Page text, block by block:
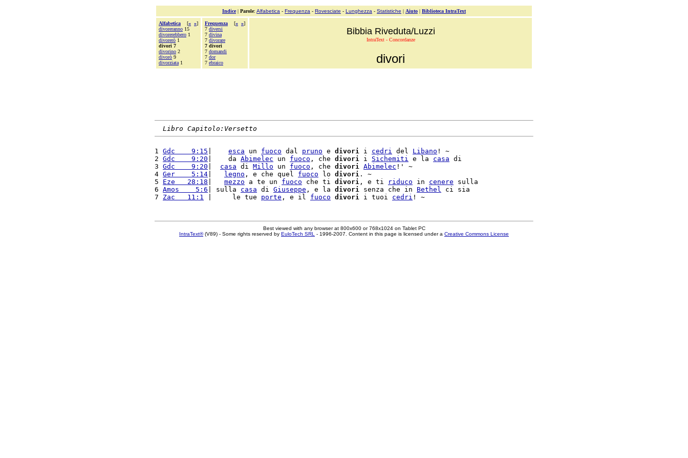
Indice| Parole: Alfabetica - Frequenza - Rovesciate - Lunghezza - Statistiche | Aiuto | Biblioteca IntraText
Alfabetica [« »]
divoreranno 15
divorerebbero 1
divorerò 1
divori 7
divorino 2
divorò 9
divorziata 1
Frequenza [« »]
7 diversi
7 divina
7 divorare
7 divori
7 domandi
7 dor
7 ebraico
Bibbia Riveduta/Luzzi
IntraText - Concordanze
divori
Libro Capitolo:Versetto
1 Gdc    9:15 esca un fuoco dal pruno e divori i cedri del Libano ! ~
2 Gdc    9:20 |    da Abimelec un fuoco , che divori i Sichemiti e la casa di
3 Gdc    9:20 casa di Millo un fuoco , che divori Abimelec !' ~
4 Ger    5:14 legno , e che quel fuoco lo divori . ~
5 Eze   28:18 mezzo a te un fuoco che ti divori , e ti riduco in cenere sulla
6 Amos    5:6 | sulla casa di Giuseppe , e la divori senza che in Bethel ci sia
7 Zac   11:1 |     le tue porte , e il fuoco divori i tuoi cedri
Best viewed with any browser at 800x600 or 768x1024 on Tablet PC
IntraText®(V89) - Some rights reserved by EuloTech SRL - 1996-2007. Content in this page is licensed under a Creative Commons License